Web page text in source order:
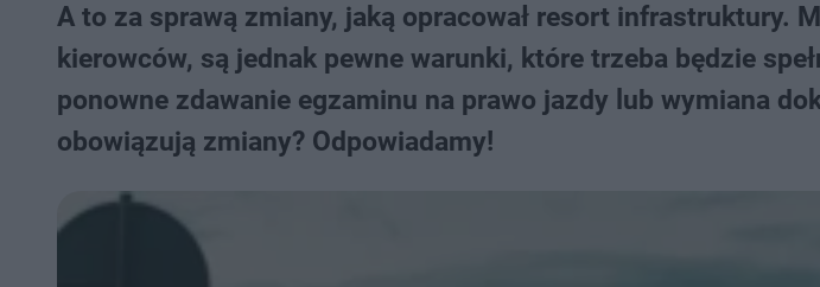
A to za sprawą zmiany, jaką opracował resort infrastruktury.
kierowców, są jednak pewne warunki, które trzeba będzie
ponowne zdawanie egzaminu na prawo jazdy lub wymiana
obowiązują zmiany? Odpowiadamy!